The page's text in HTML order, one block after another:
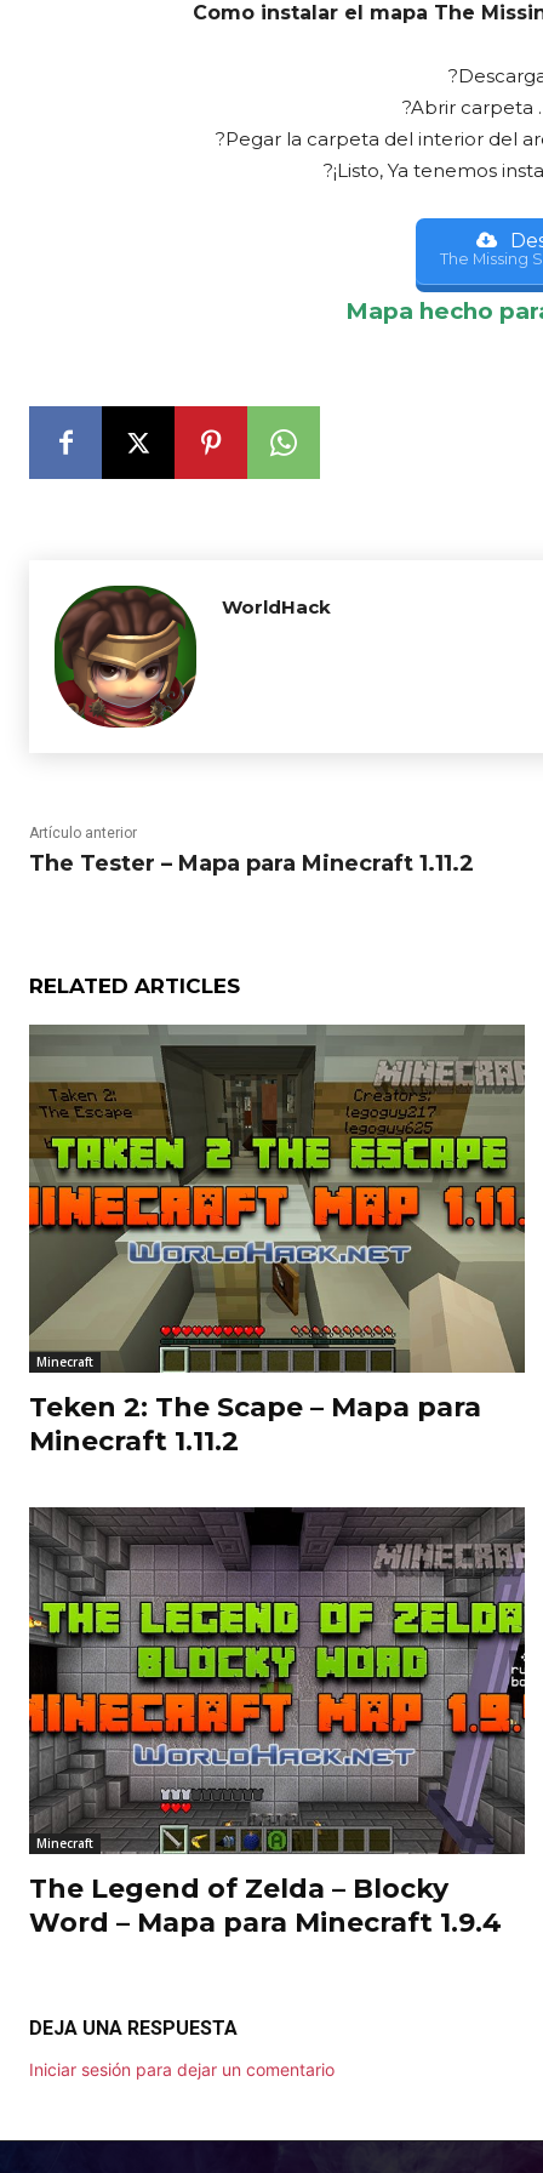
Como instalar el mapa The
?Abrir carpeta
?Pegar la carpeta del interior del
?¡Listo, Ya tenemos
The Missing
Mapa hecho
WorldHack
Artículo anterior
The Tester – Mapa para Minecraft 1.11.2
RELATED ARTICLES
Minecraft
Teken 2: The Scape – Mapa para
Minecraft 1.11.2
Minecraft
The Legend of Zelda – Blocky
Word – Mapa para Minecraft 1.9.4
DEJA UNA RESPUESTA
Iniciar sesión para dejar un comentario